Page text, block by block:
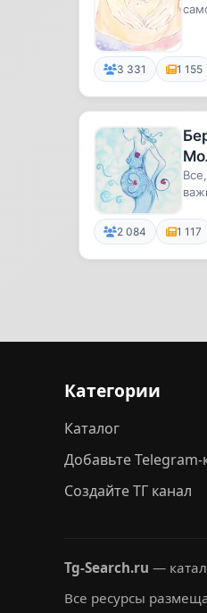
3 331 1 155
2 084 1 117
Категории
Каталог
Добавьте Telegram-
Создайте ТГ канал
Tg-Search.ru —
Все ресурсы